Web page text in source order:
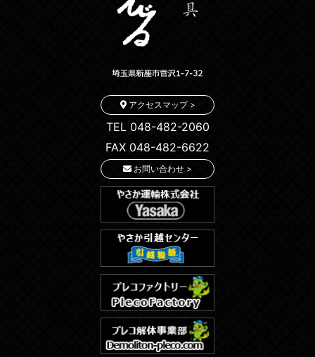
アクセスマップ >
TEL 048-482-2060
FAX 048-482-6622
お問い合わせ >